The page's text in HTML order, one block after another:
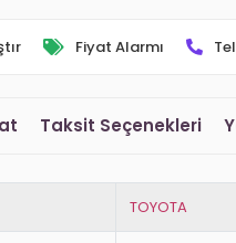
Fiyat Alarmı
Taksit Seçenekleri
TOYOTA